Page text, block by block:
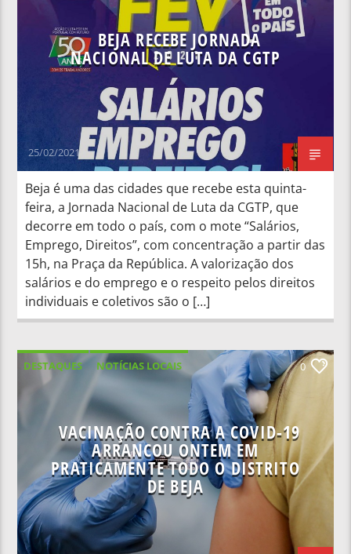
BEJA RECEBE JORNADA
NACIONAL DE LUTA DA CGTP
25/02/2021
Beja é uma das cidades que recebe esta quinta-
feira, a Jornada Nacional de Luta da CGTP, que
decorre em todo o país, com o mote “Salários,
Emprego, Direitos”, com concentração a partir das
15h, na Praça da República. A valorização dos
salários e do emprego e o respeito pelos direitos
individuais e coletivos são o […]
DESTAQUES
NOTÍCIAS LOCAIS
NOTÍCIAS NACIONAIS
0
VACINAÇÃO CONTRA A COVID-19
ARRANCOU ONTEM EM
PRATICAMENTE TODO O DISTRITO
DE BEJA